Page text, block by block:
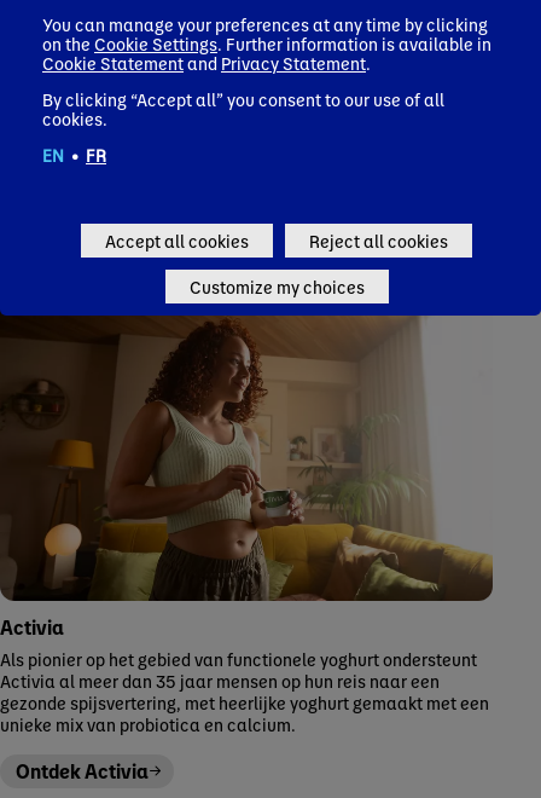
Activia
Als pionier op het gebied van functionele yoghurt ondersteunt
Activia al meer dan 35 jaar mensen op hun reis naar een
gezonde spijsvertering, met heerlijke yoghurt gemaakt met een
unieke mix van probiotica en calcium.
Ontdek Activia
You can manage your preferences at any time by clicking
on the Cookie Settings . Further information is available in
Cookie Statementand Privacy Statement
By clicking “Accept all” you consent to our use of all
cookies.
EN • FR
Accept all cookies Reject all cookies
Customize my choices